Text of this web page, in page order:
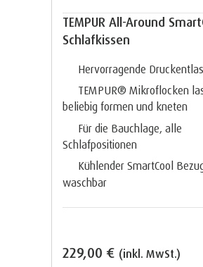
TEMPUR All-Around
Schlafkissen
Hervorragende
TEMPUR® Mikroflocken
beliebig formen und kneten
Für die Bauchlage, alle
Schlafpositionen
Kühlender SmartCool
waschbar
229,00 € (inkl. MwSt.)